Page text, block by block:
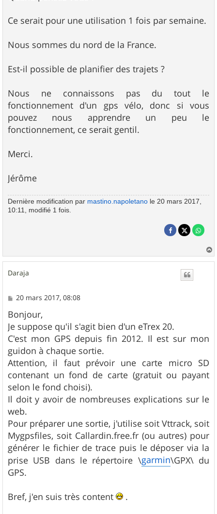
Ce serait pour une utilisation 1 fois par semaine.
Nous sommes du nord de la France.
Est-il possible de planifier des trajets ?
Nous ne connaissons pas du tout le
fonctionnement d'un gps vélo, donc si vous
pouvez nous apprendre un peu le
fonctionnement, ce serait gentil.
Merci.
Jérôme
Dernière modification par mastino.napoletano le 20 mars 2017,
10:11, modifié 1 fois.
a
Daraja
M
s
s
a
g
e
20 mars 2017, 08:08
Bonjour,
Je suppose qu'il s'agit bien d'un eTrex 20.
C'est mon GPS depuis fin 2012. Il est sur mon
guidon à chaque sortie.
Attention, il faut prévoir une carte micro SD
contenant un fond de carte (gratuit ou payant
selon le fond choisi).
Il doit y avoir de nombreuses explications sur le
web.
Pour préparer une sortie, j'utilise soit Vttrack, soit
Mygpsfiles, soit Callardin.free.fr (ou autres) pour
générer le fichier de trace puis le déposer via la
prise USB dans le répertoire \garmin\GPX\ du
GPS.
Bref, j'en suis très content .